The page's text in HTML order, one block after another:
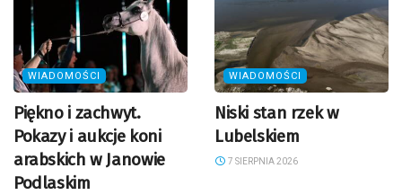
WIADOMOŚCI
Piękno i zachwyt.
Pokazy i aukcje koni
arabskich w Janowie
Podlaskim
WIADOMOŚCI
Niski stan rzek w
Lubelskiem
7 SIERPNIA 2026